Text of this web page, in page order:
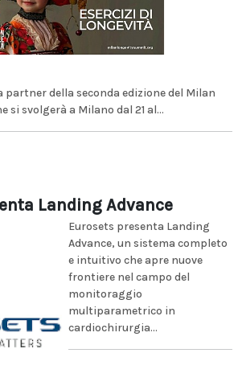
partner della seconda edizione del Milan
si svolgerà a Milano dal 21 al...
Landing Advance
Eurosets presenta Landing
Advance, un sistema completo
e intuitivo che apre nuove
frontiere nel campo del
monitoraggio
multiparametrico in
cardiochirurgia...